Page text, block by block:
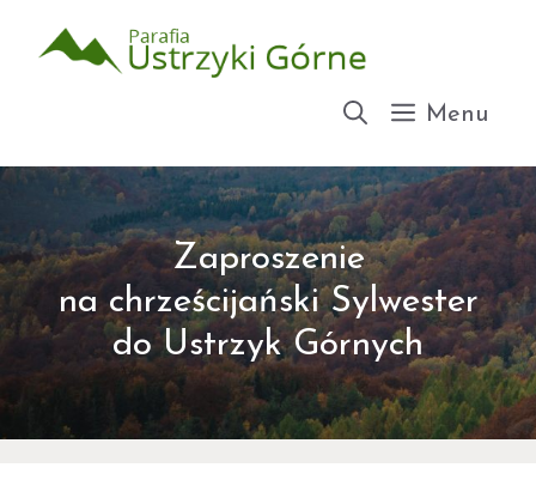
Menu
Zaproszenie
na chrześcijański Sylwester
do Ustrzyk Górnych